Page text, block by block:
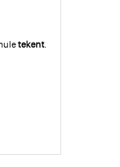
tekent.